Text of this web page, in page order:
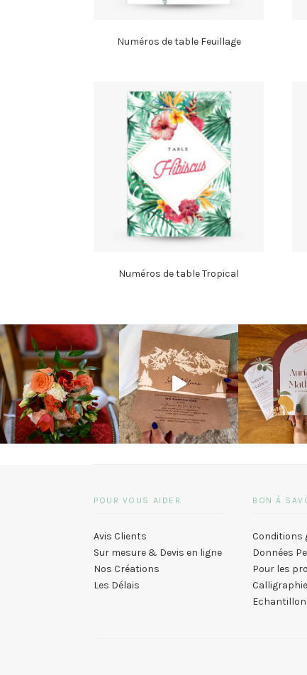
Numéros de table Feuillage
Numéros de table Tropical
POUR VOUS AIDER
Avis Clients
Sur mesure & Devis en ligne
Nos Créations
Les Délais
BON À
Conditions
Données
Pour les
Calligraphie